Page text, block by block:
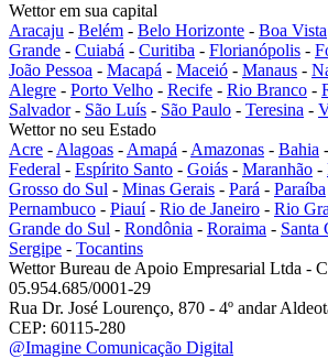
Wettor em sua capital
Aracaju - Belém - Belo Horizonte - Boa Vista
Grande - Cuiabá - Curitiba - Florianópolis -
João Pessoa - Macapá - Maceió - Manaus -
Alegre - Porto Velho - Recife - Rio Branco -
Salvador- São Luís - São Paulo - Teresina -
Wettor no seu Estado
Acre - Alagoas - Amapá - Amazonas - Bahia -
Federal - Espírito Santo - Goiás - Maranhão -
Grosso do Sul - Minas Gerais - Pará - Paraíba
Pernambuco - Piauí- Rio de Janeiro - Rio
Grande do Sul - Rondônia - Roraima - Santa
Sergipe - Tocantins
Wettor Bureau de Apoio Empresarial Ltda -
05.954.685/0001-29
Rua Dr. José Lourenço, 870 - 4º andar
CEP: 60115-280
@Imagine Comunicação Digital